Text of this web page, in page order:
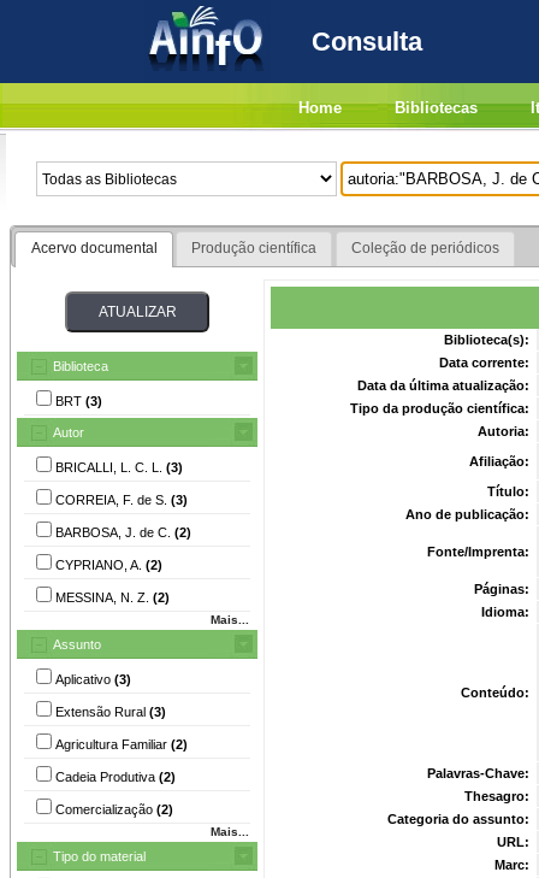
Consulta
Home Bibliotecas
Acervo documental Produção científica Coleção de periódicos
Biblioteca
BRT (3)
Autor
BRICALLI, L. C. L. (3)
CORREIA, F. de S. (3)
BARBOSA, J. de C. (2)
CYPRIANO, A. (2)
MESSINA, N. Z. (2)
Mais...
Assunto
Aplicativo (3)
Extensão Rural (3)
Agricultura Familiar (2)
Cadeia Produtiva (2)
Comercialização (2)
Mais...
Tipo do material
Biblioteca(s):
Data corrente:
Data da última atualização:
Tipo da produção científica:
Autoria:
Afiliação:
Título:
Ano de publicação:
Fonte/Imprenta:
Páginas:
Idioma:
Conteúdo:
Palavras-Chave:
Thesagro:
Categoria do assunto:
URL:
Marc: